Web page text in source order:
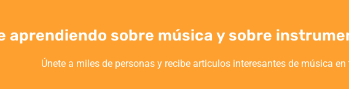
aprendiendo sobre música y sobre
Únete a miles de personas y recibe articulos interesantes de música